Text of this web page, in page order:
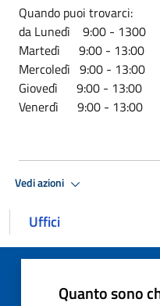
Quando puoi trovarci:
da Lunedì 9:00 - 1300
Martedì 9:00 - 13:00
Mercoledì 9:00 - 13:00
Giovedì 9:00 - 13:00
Venerdì 9:00 - 13:00
Vedi azioni
Uffici
Quanto sono